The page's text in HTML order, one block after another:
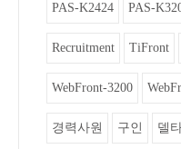
PAS-K2424 PAS-
Recruitment TiFront
WebFront-3200
경력사원 구인 델